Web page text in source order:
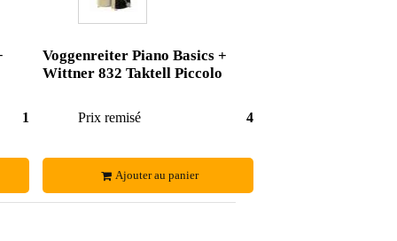
10,34 €
Voggenreiter Piano Basics +
Wittner 832 Taktell Piccolo
Prix remisé 49,14 €
Ajouter au panier